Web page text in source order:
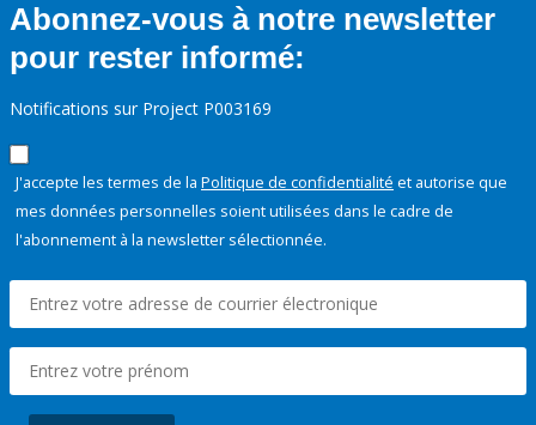
Abonnez-vous à notre newsletter
pour rester informé:
Notifications sur Project P003169
J'accepte les termes de la Politique de confidentialité et autorise que
mes données personnelles soient utilisées dans le cadre de
l'abonnement à la newsletter sélectionnée.